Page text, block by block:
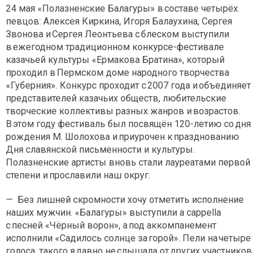
24 мая «Полазненские Балагуры» в составе четырёх
певцов: Алексея Киркина, Игоря Балаухина, Сергея
Звонова и Сергея Леонтьева с блеском выступили
в ежегодном традиционном конкурсе-фестивале
казачьей культуры «Ермакова Братина», который
проходил в Пермском доме народного творчества
«Губерния». Конкурс проходит с 2007 года и объединяет
представителей казачьих обществ, любительские
творческие коллективы разных жанров и возрастов.
В этом году фестиваль был посвящён 120-летию со дня
рождения М. Шолохова и приурочен к празднованию
Дня славянской письменности и культуры.
Полазненские артисты вновь стали лауреатами первой
степени и прославили наш округ.
— Без лишней скромности хочу отметить исполнение
наших мужчин. «Балагуры» выступили a cappella
с песней «Чёрный ворон», а под аккомпанемент
исполнили «Садилось солнце за горой». Пели на четыре